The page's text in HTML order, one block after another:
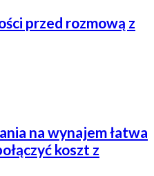
przed rozmową z
na wynajem łatwa
koszt z